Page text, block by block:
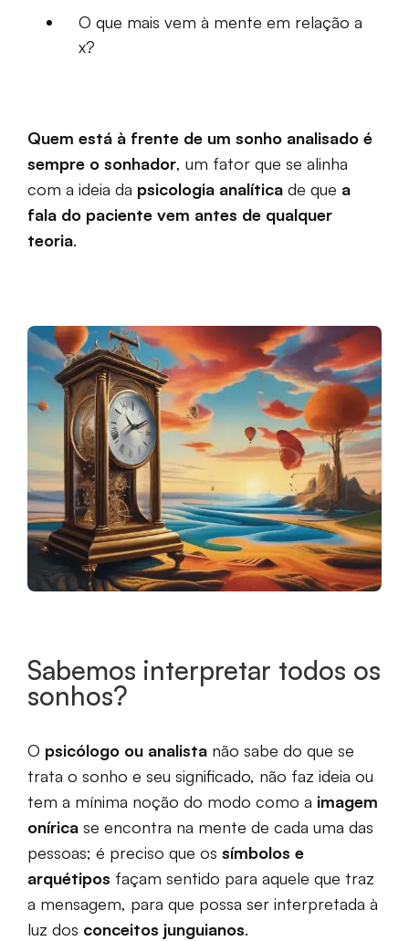
O que mais vem à mente em relação a
x?
Quem está à frente de um sonho analisado é
sempre o sonhador, um fator que se alinha
com a ideia da psicologia analítica de que a
fala do paciente vem antes de qualquer
teoria.
Sabemos interpretar todos os
sonhos?
O psicólogo ou analista não sabe do que se
trata o sonho e seu significado, não faz ideia ou
tem a mínima noção do modo como a imagem
onírica se encontra na mente de cada uma das
pessoas; é preciso que os símbolos e
arquétipos façam sentido para aquele que traz
a mensagem, para que possa ser interpretada à
luz dos conceitos junguianos.